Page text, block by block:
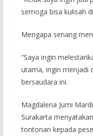
semoga bisa kulisah
Mengapa senang
“Saya ingin
utama, ingin menjadi
bersaudara ini.
Magdalena Jumi
Surakarta
tontonan kepada